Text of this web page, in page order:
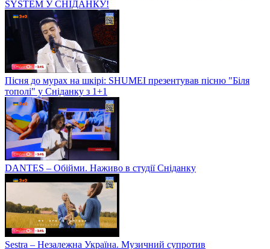
SYSTEM У СНІДАНКУ!
Пісня до мурах на шкірі: SHUMEI презентував пісню "Біля
тополі" у Сніданку з 1+1
DANTES – Обійми. Наживо в студії Сніданку
Sestra – Незалежна Україна. Музичний супротив